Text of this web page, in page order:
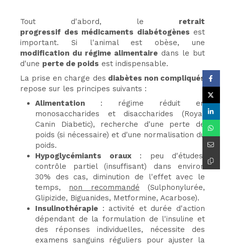
Tout d'abord, le retrait
progressif des médicaments diabétogènes est
important. Si l'animal est obèse, une
modification du régime alimentaire dans le but
d'une perte de poids est indispensable.
La prise en charge des diabètes non compliqués
repose sur les principes suivants :
Alimentation : régime réduit en
monosaccharides et disaccharides (Royal
Canin Diabetic), recherche d'une perte de
poids (si nécessaire) et d'une normalisation du
poids.
Hypoglycémiants oraux: peu d'études,
contrôle partiel (insuffisant) dans environ
30% des cas, diminution de l'effet avec le
temps, non recommandé (Sulphonylurée,
Glipizide, Biguanides, Metformine, Acarbose).
Insulinothérapie : activité et durée d'action
dépendant de la formulation de l'insuline et
des réponses individuelles, nécessite des
examens sanguins réguliers pour ajuster la